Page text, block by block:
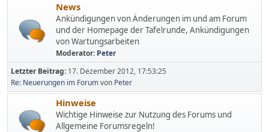
News
Ankündigungen von Änderungen im und am Forum
und der Homepage der Tafelrunde, Ankündigungen
von Wartungsarbeiten
Moderator: Peter
Letzter Beitrag: 17. Dezember 2012, 17:53:25
Re: Neuerungen im Forumvon Peter
Hinweise
Wichtige Hinweise zur Nutzung des Forums und
Allgemeine Forumsregeln!